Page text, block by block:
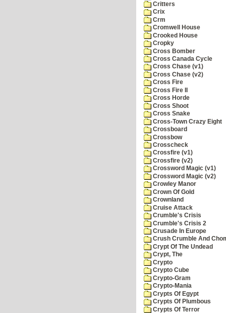
Critters
Crix
Crm
Cromwell House
Crooked House
Cropky
Cross Bomber
Cross Canada Cycle
Cross Chase (v1)
Cross Chase (v2)
Cross Fire
Cross Fire II
Cross Horde
Cross Shoot
Cross Snake
Cross-Town Crazy Eight
Crossboard
Crossbow
Crosscheck
Crossfire (v1)
Crossfire (v2)
Crossword Magic (v1)
Crossword Magic (v2)
Crowley Manor
Crown Of Gold
Crownland
Cruise Attack
Crumble's Crisis
Crumble's Crisis 2
Crusade In Europe
Crush Crumble And
Crypt Of The Undead
Crypt, The
Crypto
Crypto Cube
Crypto-Gram
Crypto-Mania
Crypts Of Egypt
Crypts Of Plumbous
Crypts Of Terror